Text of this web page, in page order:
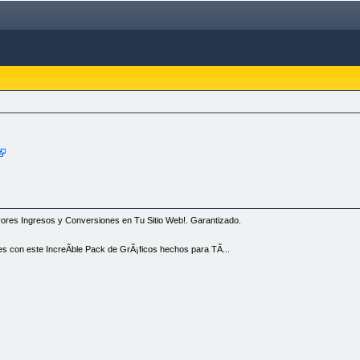
Ingresos y Conversiones en Tu Sitio Web!. Garantizado.
con este IncreÃ­ble Pack de GrÃ¡ficos hechos para TÃ­...